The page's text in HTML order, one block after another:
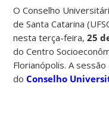
O Conselho
de Santa Catarina
nesta terça-feira,25
do Centro
Florianópolis. A
doConselho